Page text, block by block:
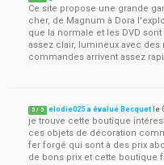
Ce site propose une grande
cher, de Magnum à Dora
que la normale et les DVD
assez clair, lumineux avec
commandes arrivent assez
5 / 5 elodie025 a évalué Becquet le
je trouve cette boutique
ces objets de décoration
fer forgé qui sont à des prix
de bons prix et cette boutique